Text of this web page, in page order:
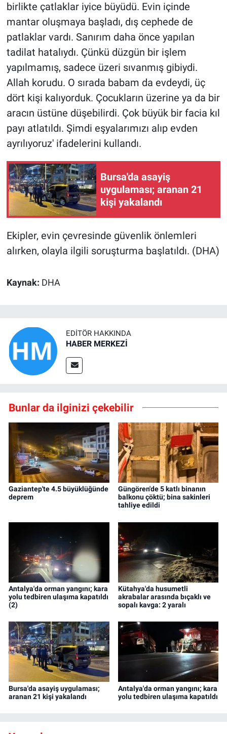
birlikte çatlaklar iyice büyüdü. Evin içinde
mantar oluşmaya başladı, dış cephede de
patlaklar vardı. Sanırım daha önce yapılan
tadilat hatalıydı. Çünkü düzgün bir işlem
yapılmamış, sadece üzeri sıvanmış gibiydi.
Allah korudu. O sırada babam da evdeydi, üç
dört kişi kalıyorduk. Çocukların üzerine ya da bir
aracın üstüne düşebilirdi. Çok büyük bir facia kıl
payı atlatıldı. Şimdi eşyalarımızı alıp evden
ayrılıyoruz' ifadelerini kullandı.
Bursa'da asayiş
uygulaması; aranan 21
kişi yakalandı
Ekipler, evin çevresinde güvenlik önlemleri
alırken, olayla ilgili soruşturma başlatıldı. (DHA)
Kaynak: DHA
EDITÖR HAKKINDA
HABER MERKEZİ
Bunlar da ilginizi çekebilir
Gaziantep'te 4.5 büyüklüğünde
deprem
Güngören'de 5 katlı binanın
balkonu çöktü; bina sakinleri
tahliye edildi
Antalya'da orman yangını; kara
yolu tedbiren ulaşıma kapatıldı
(2)
Kütahya'da husumetli
akrabalar arasında bıçaklı ve
sopalı kavga: 2 yaralı
Bursa'da asayiş uygulaması;
aranan 21 kişi yakalandı
Antalya'da orman yangını; kara
yolu tedbiren ulaşıma kapatıldı